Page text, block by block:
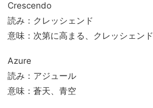
Crescendo
読み：クレッシェンド
意味：次第に高まる、クレッシェンド
Azure
読み：アジュール
意味：蒼天、青空